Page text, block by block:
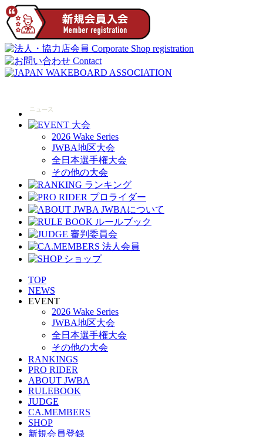
2026 Wake Series
JWBA地区大会
全日本選手権大会
その他の大会
TOP
NEWS
EVENT
2026 Wake Series
JWBA地区大会
全日本選手権大会
その他の大会
RANKINGS
PRO RIDER
ABOUT JWBA
RULEBOOK
JUDGE
CA.MEMBERS
SHOP
新規会員登録